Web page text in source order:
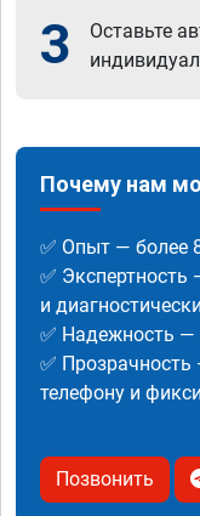
3
Оставьте
Почему нам
✅ Опыт — более
✅
и
✅ Надежность —
✅
телефону и
Позвонить